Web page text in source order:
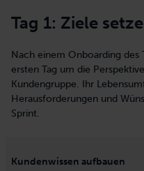
Tag 1: Ziele
Nach einem Onboarding des
ersten Tag um die
Kundengruppe. Ihr
Herausforderungen und
Sprint.
Kundenwissen aufbauen